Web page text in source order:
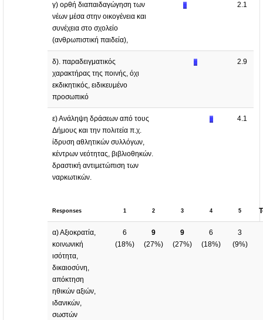
γ) ορθή διαπαιδαγώγηση των
νέων μέσα στην οικογένεια και
συνέχεια στο σχολείο
(ανθρωπιστική παιδεία),
2.1
δ). παραδειγματικός
χαρακτήρας της ποινής, όχι
εκδικητικός, ειδικευμένο
προσωπικό
2.9
ε) Ανάληψη δράσεων από τους
Δήμους και την πολιτεία π.χ.
ίδρυση αθλητικών συλλόγων,
κέντρων νεότητας, βιβλιοθηκών.
δραστική αντιμετώπιση των
ναρκωτικών.
4.1
Responses 1 2 3 4 5
α) Αξιοκρατία,
κοινωνική
ισότητα,
δικαιοσύνη,
απόκτηση
ηθικών αξιών,
ιδανικών,
σωστών
6
(18%)
9
(27%)
9
(27%)
6
(18%)
3
(9%)